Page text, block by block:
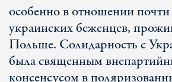
особенно в отношении
украинских беженцев,
Польше. Солидарность с
была священным
консенсусом в